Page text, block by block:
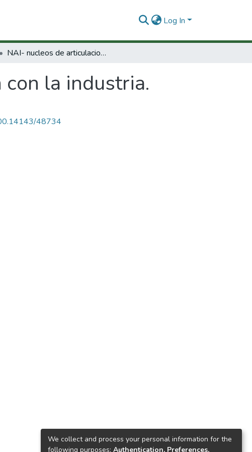
Log In
NAI- nucleos de articulacion con la industria.
la industria.
48734
We collect and process your personal information for the
following purposes: Authentication, Preferences,